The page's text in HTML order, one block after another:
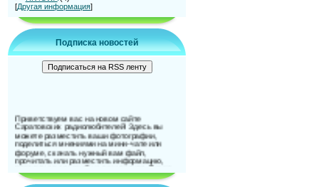
[Другая информация]
Подписка новостей
Приветствуем вас на новом сайте
Саратовских радиолюбителей! Здесь вы
можете разместить ваши фотографии,
поделиться мнениями на мини-чате или
форуме, скачать нужный вам файл,
прочитать или разместить информацию,
поделиться ссылкой на ваш ресурс. Также
можно и подписаться на новости сайта. До
встречи на страницах сайта!